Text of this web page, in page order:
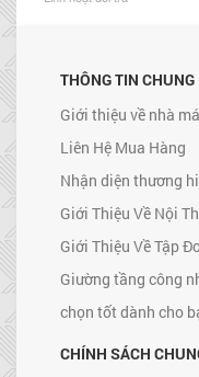
THÔNG TIN CHUNG
Giới thiệu về nhà
Liên Hệ Mua Hàng
Nhận diện thương
Giới Thiệu Về Nội
Giới Thiệu Về Tập
Giường tầng công
chọn tốt dành cho
CHÍNH SÁCH